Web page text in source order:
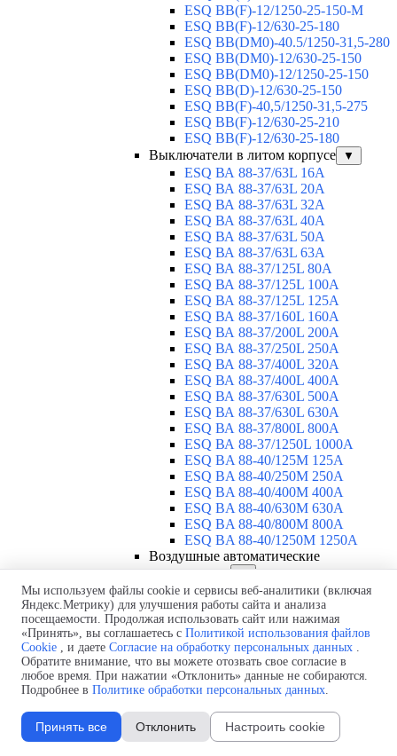
ESQ ВВ(F)-12/1250-25-150-М
ESQ BB(F)-12/630-25-180
ESQ ВВ(DM0)-40.5/1250-31,5-280
ESQ ВВ(DM0)-12/630-25-150
ESQ ВВ(DM0)-12/1250-25-150
ESQ BB(D)-12/630-25-150
ESQ ВВ(F)-40,5/1250-31,5-275
ESQ ВВ(F)-12/630-25-210
ESQ ВВ(F)-12/630-25-180
Выключатели в литом корпусе
▼
ESQ ВА 88-37/63L 16A
ESQ ВА 88-37/63L 20A
ESQ ВА 88-37/63L 32A
ESQ ВА 88-37/63L 40A
ESQ ВА 88-37/63L 50A
ESQ ВА 88-37/63L 63A
ESQ ВА 88-37/125L 80A
ESQ ВА 88-37/125L 100A
ESQ ВА 88-37/125L 125A
ESQ ВА 88-37/160L 160A
ESQ ВА 88-37/200L 200A
ESQ ВА 88-37/250L 250A
ESQ ВА 88-37/400L 320A
ESQ ВА 88-37/400L 400A
ESQ ВА 88-37/630L 500A
ESQ ВА 88-37/630L 630A
ESQ ВА 88-37/800L 800A
ESQ ВА 88-37/1250L 1000A
ESQ BA 88-40/125M 125A
ESQ BA 88-40/250M 250A
ESQ BA 88-40/400M 400A
ESQ BA 88-40/630М 630A
ESQ BA 88-40/800M 800A
ESQ BA 88-40/1250М 1250A
Воздушные автоматические
выключатели ▼
ESQ ВА99-40B 3F M2C2S2 M
2500A
ESQ ВА99-40A 3F M2C2S2 М
800A
ESQ ВА99-40A 3F M2C2S2 М
630A
ESQ ВА99-40A 3F M2C2S2 М
ESQ ВА99-40A 3F M2C2S2 М
1600A
Мы используем файлы cookie и сервисы веб-аналитики (включая
Яндекс.Метрику) для улучшения работы сайта и анализа
посещаемости. Продолжая использовать сайт или нажимая
«Принять», вы соглашаетесь с Политикой использования файлов
Cookie , и даете Согласие на обработку персональных данных .
Обратите внимание, что вы можете отозвать свое согласие в
любое время. При нажатии «Отклонить» данные не собираются.
Подробнее в Политике обработки персональных данных.
Принять все Отклонить Настроить cookie